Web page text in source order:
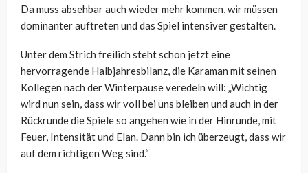
Da muss absehbar auch wieder mehr kommen, wir müssen
dominanter auftreten und das Spiel intensiver gestalten.
Unter dem Strich freilich steht schon jetzt eine
hervorragende Halbjahresbilanz, die Karaman mit seinen
Kollegen nach der Winterpause veredeln will: „Wichtig
wird nun sein, dass wir voll bei uns bleiben und auch in der
Rückrunde die Spiele so angehen wie in der Hinrunde, mit
Feuer, Intensität und Elan. Dann bin ich überzeugt, dass wir
auf dem richtigen Weg sind.“